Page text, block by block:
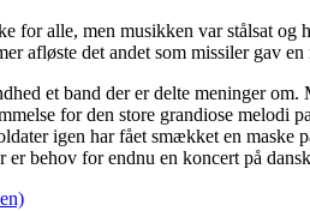
for alle, men musikken var stålsat
afløste det andet som missiler gav
et band der er delte meninger
for den store grandiose
igen har fået smækket en
behov for endnu en koncert på